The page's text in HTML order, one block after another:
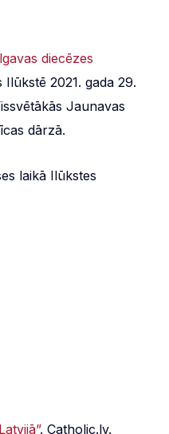
diecēzes
2021. gada 29.
Jaunavas
dārzā.
laikā Ilūkstes
. Catholic.lv.